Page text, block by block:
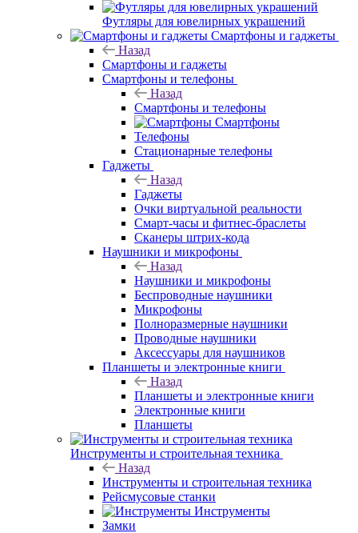
Футляры для ювелирных украшений
Смартфоны и гаджеты
Назад
Смартфоны и гаджеты
Смартфоны и телефоны
Назад
Смартфоны и телефоны
Смартфоны
Телефоны
Стационарные телефоны
Гаджеты
Назад
Гаджеты
Очки виртуальной реальности
Смарт-часы и фитнес-браслеты
Сканеры штрих-кода
Наушники и микрофоны
Назад
Наушники и микрофоны
Беспроводные наушники
Микрофоны
Полноразмерные наушники
Проводные наушники
Аксессуары для наушников
Планшеты и электронные книги
Назад
Планшеты и электронные книги
Электронные книги
Планшеты
Инструменты и строительная техника
Назад
Инструменты и строительная техника
Рейсмусовые станки
Инструменты
Замки